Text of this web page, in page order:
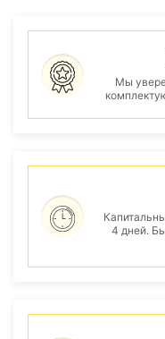
Мы
4 дней.